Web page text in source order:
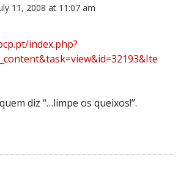
11, 2008 at 11:07 am
index.php?
diz “…limpe os queixos!”.